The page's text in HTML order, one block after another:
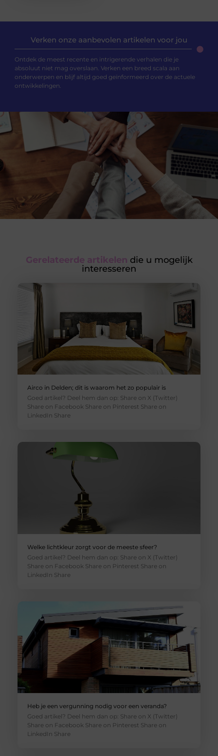
Verken onze aanbevolen artikelen voor jou
Ontdek de meest recente en intrigerende verhalen die je
absoluut niet mag overslaan. Verken een breed scala aan
onderwerpen en blijf altijd goed geïnformeerd over de actuele
ontwikkelingen.
Gerelateerde artikelen die u mogelijk
interesseren
Airco in Delden; dit is waarom het zo populair is
Goed artikel? Deel hem dan op: Share on X (Twitter)
Share on Facebook Share on Pinterest Share on
LinkedIn Share
Welke lichtkleur zorgt voor de meeste sfeer?
Goed artikel? Deel hem dan op: Share on X (Twitter)
Share on Facebook Share on Pinterest Share on
LinkedIn Share
Heb je een vergunning nodig voor een veranda?
Goed artikel? Deel hem dan op: Share on X (Twitter)
Share on Facebook Share on Pinterest Share on
LinkedIn Share